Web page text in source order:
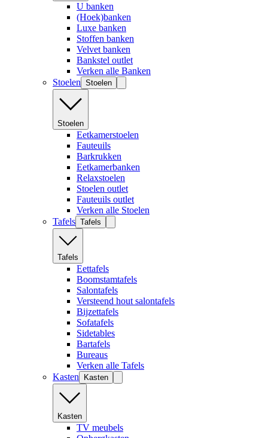
U banken
(Hoek)banken
Luxe banken
Stoffen banken
Velvet banken
Bankstel outlet
Verken alle Banken
Stoelen Stoelen
Stoelen
Eetkamerstoelen
Fauteuils
Barkrukken
Eetkamerbanken
Relaxstoelen
Stoelen outlet
Fauteuils outlet
Verken alle Stoelen
Tafels Tafels
Tafels
Eettafels
Boomstamtafels
Salontafels
Versteend hout salontafels
Bijzettafels
Sofatafels
Sidetables
Bartafels
Bureaus
Verken alle Tafels
Kasten
Kasten
Kasten
TV meubels